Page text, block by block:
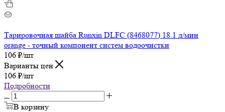
Тарировочная шайба Runxin DLFC (8468077) 18.1 л/мин
orange - точный компонент систем водоочистки
106 ₽/шт
Варианты цен
106 ₽/шт
Подробности
В корзину